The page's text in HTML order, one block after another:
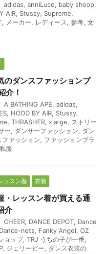
adidas, anniLuce, baby shoop,
AIR, Stussy, Supreme,
, メーカー, レディース, 参考, 女
のダンスファッションブ
介！
A BATHING APE, adidas,
, HOOD BY AIR, Stussy,
, THRASHER, xlarge, ストリー
ー, ダンサーファッション, ダン
ファッション, ファッションブラ
私服
ッスン着 衣装
・レッスン着が買える通
介
CHEER, DANCE DEPOT, Dance
Dance-nets, Fanky Angel, OZ
ョップ, TRJ うちの子が一番,
, ジェリービー, ダンス衣装の